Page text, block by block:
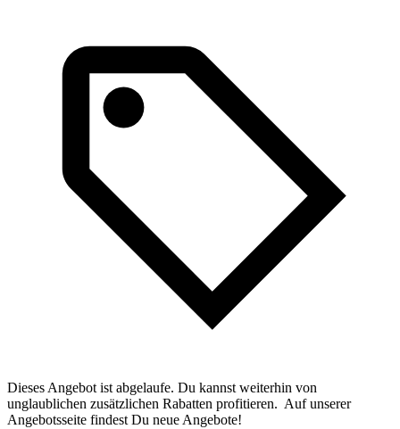
Dieses Angebot ist abgelaufe. Du kannst weiterhin von
unglaublichen zusätzlichen Rabatten profitieren. Auf unserer
Angebotsseite findest Du neue Angebote!